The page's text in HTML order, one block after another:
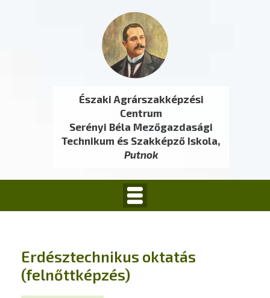
Északi Agrárszakképzési
Centrum
Serényi Béla Mezőgazdasági
Technikum és Szakképző Iskola,
Putnok
Erdésztechnikus oktatás
(felnőttképzés)